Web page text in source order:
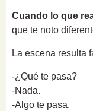
Cuando lo que
que te noto
La escena resulta
-¿Qué te pasa?
-Nada.
-Algo te pasa.